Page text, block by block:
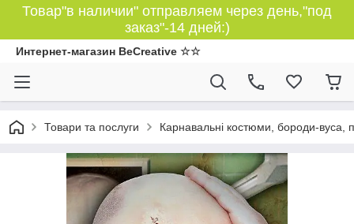
Товар"в наличии" отправляем через день,"под
заказ"-14 дней:)
Интернет-магазин BeCreative ☆☆
Товари та послуги Карнавальні костюми, бороди-вуса,